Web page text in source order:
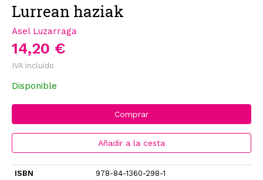
Lurrean haziak
Asel Luzarraga
14,20 €
IVA incluido
Disponible
Comprar
Añadir a la cesta
ISBN
978-84-1360-298-1